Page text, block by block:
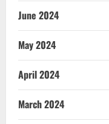
June 2024
May 2024
April 2024
March 2024